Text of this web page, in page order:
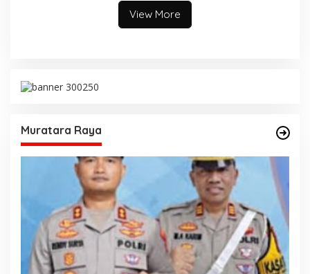
Masyarakat
View More
Muratara Raya